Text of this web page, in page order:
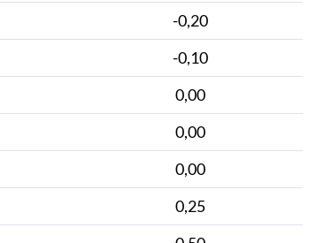
-0,20
-0,10
0,00
0,00
0,00
0,25